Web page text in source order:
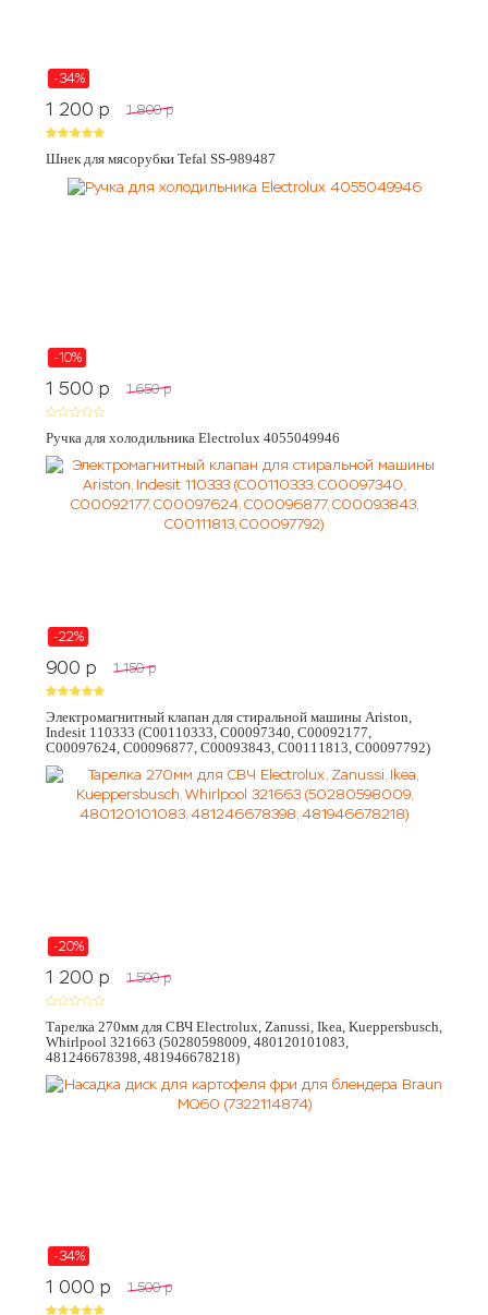
-34%
1 200 p 1 800 p
Шнек для мясорубки Tefal SS-989487
-10%
1 500 p 1 650 p
Ручка для холодильника Electrolux 4055049946
-22%
900 p 1 150 p
Электромагнитный клапан для стиральной машины Ariston,
Indesit 110333 (C00110333, C00097340, C00092177,
C00097624, C00096877, C00093843, C00111813, C00097792)
-20%
1 200 p 1 500 p
Тарелка 270мм для СВЧ Electrolux, Zanussi, Ikea, Kueppersbusch,
Whirlpool 321663 (50280598009, 480120101083,
481246678398, 481946678218)
-34%
1 000 p 1 500 p